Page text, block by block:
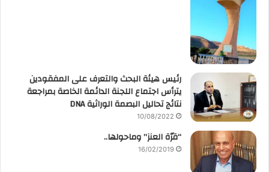
رئيس هيئة البحث والتعرف على المفقودين
يترأس اجتماع اللجنة الدائمة الخاصة بمراجعة
نتائج تحاليل البصمة الوراثية DNA
10/08/2022
“قرّة العنز” وماحولها..
16/02/2019